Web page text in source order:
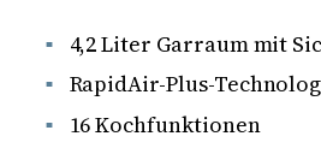
4,2 Liter Garraum mit
RapidAir-Plus-
16 Kochfunktionen